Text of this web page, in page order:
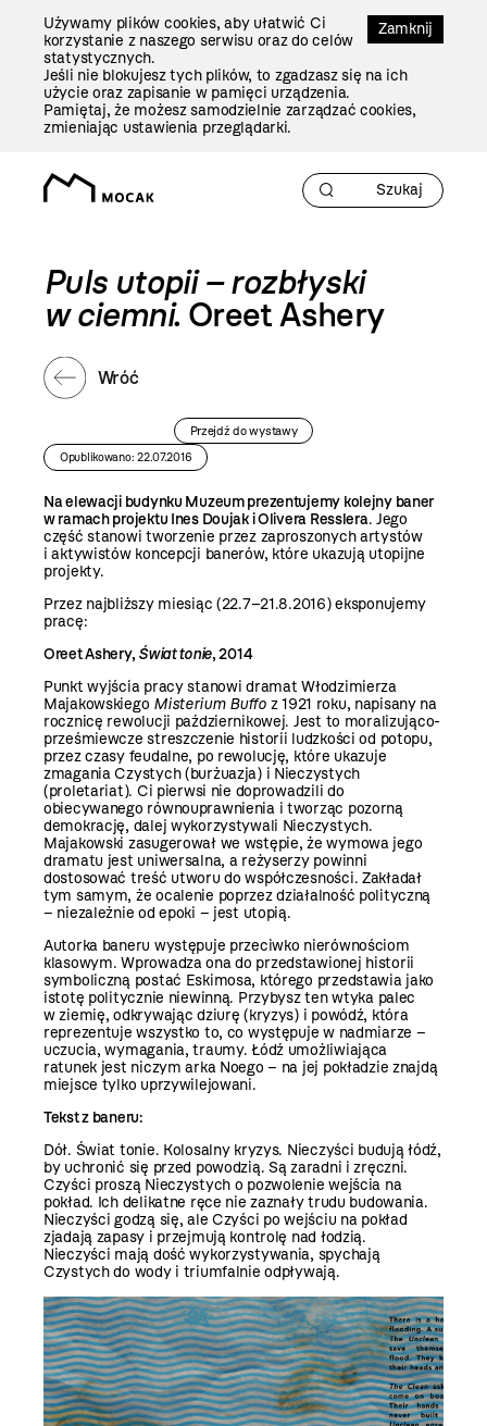
Zamknij
Używamy plików cookies, aby ułatwić Ci
korzystanie z naszego serwisu oraz do celów
statystycznych.
Jeśli nie blokujesz tych plików, to zgadzasz się na ich
użycie oraz zapisanie w pamięci urządzenia.
Pamiętaj, że możesz samodzielnie zarządzać cookies,
zmieniając ustawienia przeglądarki.
Puls utopii – rozbłyski
w ciemni. Oreet Ashery
Wróć
Przejdź do wystawy
Opublikowano: 22.07.2016
Na elewacji budynku Muzeum prezentujemy kolejny baner
w ramach projektu Ines Doujak i Olivera Resslera. Jego
część stanowi tworzenie przez zaproszonych artystów
i aktywistów koncepcji banerów, które ukazują utopijne
projekty.
Przez najbliższy miesiąc (22.7–21.8.2016) eksponujemy
pracę:
Oreet Ashery, Świat tonie, 2014
Punkt wyjścia pracy stanowi dramat Włodzimierza
Majakowskiego Misterium Buffo z 1921 roku, napisany na
rocznicę rewolucji październikowej. Jest to moralizująco-
prześmiewcze streszczenie historii ludzkości od potopu,
przez czasy feudalne, po rewolucję, które ukazuje
zmagania Czystych (burżuazja) i Nieczystych
(proletariat). Ci pierwsi nie doprowadzili do
obiecywanego równouprawnienia i tworząc pozorną
demokrację, dalej wykorzystywali Nieczystych.
Majakowski zasugerował we wstępie, że wymowa jego
dramatu jest uniwersalna, a reżyserzy powinni
dostosować treść utworu do współczesności. Zakładał
tym samym, że ocalenie poprzez działalność polityczną
– niezależnie od epoki – jest utopią.
Autorka baneru występuje przeciwko nierównościom
klasowym. Wprowadza ona do przedstawionej historii
symboliczną postać Eskimosa, którego przedstawia jako
istotę politycznie niewinną. Przybysz ten wtyka palec
w ziemię, odkrywając dziurę (kryzys) i powódź, która
reprezentuje wszystko to, co występuje w nadmiarze –
uczucia, wymagania, traumy. Łódź umożliwiająca
ratunek jest niczym arka Noego – na jej pokładzie znajdą
miejsce tylko uprzywilejowani.
Tekst z baneru:
Dół. Świat tonie. Kolosalny kryzys. Nieczyści budują łódź,
by uchronić się przed powodzią. Są zaradni i zręczni.
Czyści proszą Nieczystych o pozwolenie wejścia na
pokład. Ich delikatne ręce nie zaznały trudu budowania.
Nieczyści godzą się, ale Czyści po wejściu na pokład
zjadają zapasy i przejmują kontrolę nad łodzią.
Nieczyści mają dość wykorzystywania, spychają
Czystych do wody i triumfalnie odpływają.